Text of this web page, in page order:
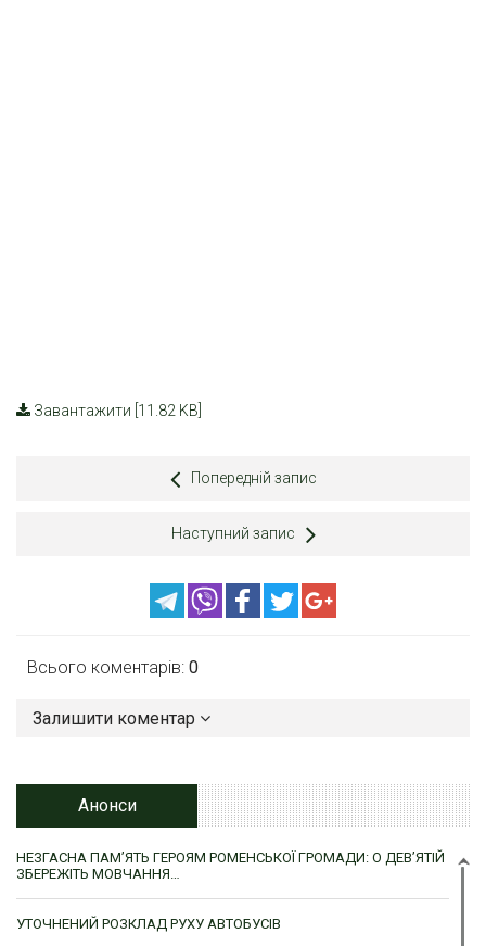
Завантажити [11.82 KB]
Попередній запис
Наступний запис
Всього коментарів: 0
Залишити коментар
Анонси
НЕЗГАСНА ПАМ’ЯТЬ ГЕРОЯМ РОМЕНСЬКОЇ ГРОМАДИ: О ДЕВ’ЯТІЙ
ЗБЕРЕЖІТЬ МОВЧАННЯ…
УТОЧНЕНИЙ РОЗКЛАД РУХУ АВТОБУСІВ